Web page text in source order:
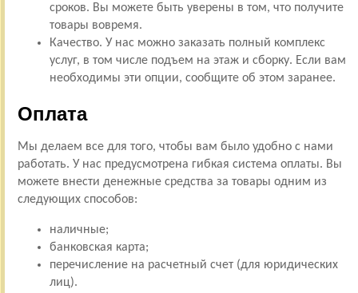
сроков. Вы можете быть уверены в том, что получите
товары вовремя.
Качество. У нас можно заказать полный комплекс
услуг, в том числе подъем на этаж и сборку. Если вам
необходимы эти опции, сообщите об этом заранее.
Оплата
Мы делаем все для того, чтобы вам было удобно с нами
работать. У нас предусмотрена гибкая система оплаты. Вы
можете внести денежные средства за товары одним из
следующих способов:
наличные;
банковская карта;
перечисление на расчетный счет (для юридических
лиц).